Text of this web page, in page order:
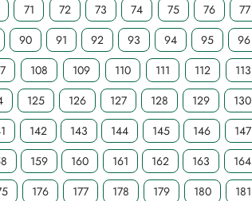
71 72 73 74 75 76
77
90 91 92 93 94 95
96
108 109 110 111 112
113
125 126 127 128 129
130
142 143 144 145 146
147
159 160 161 162 163
164
176 177 178 179 180
181